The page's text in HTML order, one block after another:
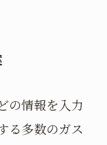
の情報を入力
る多数のガス